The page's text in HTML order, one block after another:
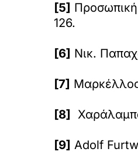
[5]
126.
[6] Νικ.
[7]
[8]
[9] Adolf